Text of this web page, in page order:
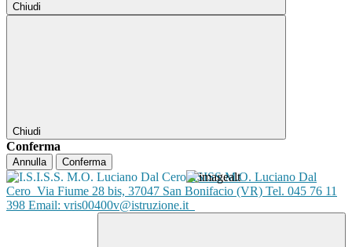
Chiudi
Chiudi
Conferma
Annulla Conferma
ISISS M.O. Luciano Dal
Cero Via Fiume 28 bis, 37047 San Bonifacio (VR) Tel. 045 76 11
398 Email: vris00400v@istruzione.it